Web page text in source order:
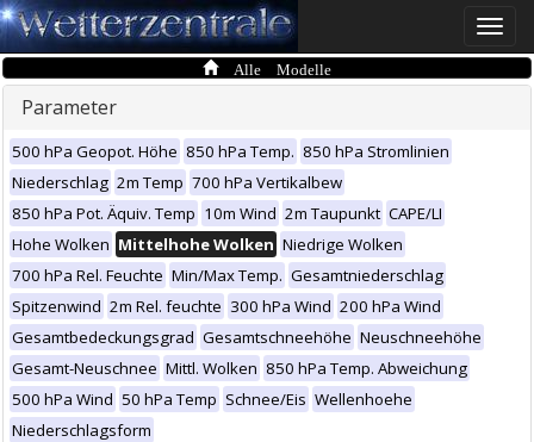
Toggle
Alle Modelle
Parameter
500 hPa Geopot. Höhe 850 hPa Temp. 850 hPa Stromlinien
Niederschlag 2m Temp 700 hPa Vertikalbew
850 hPa Pot. Äquiv. Temp 10m Wind 2m Taupunkt CAPE/LI
Hohe Wolken Mittelhohe Wolken Niedrige Wolken
700 hPa Rel. Feuchte Min/Max Temp. Gesamtniederschlag
Spitzenwind 2m Rel. feuchte 300 hPa Wind 200 hPa Wind
Gesamtbedeckungsgrad Gesamtschneehöhe Neuschneehöhe
Gesamt-Neuschnee Mittl. Wolken 850 hPa Temp. Abweichung
500 hPa Wind 50 hPa Temp Schnee/Eis Wellenhoehe
Niederschlagsform